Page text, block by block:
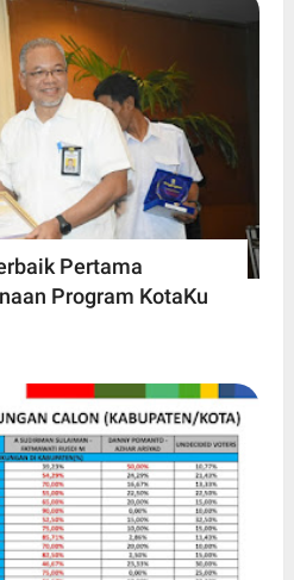
Pertama
Program KotaKu